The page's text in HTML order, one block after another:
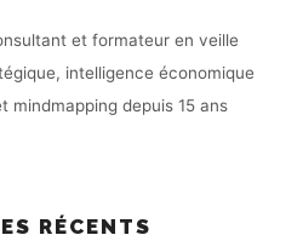
et formateur en veille
intelligence économique
mindmapping depuis 15 ans
RÉCENTS